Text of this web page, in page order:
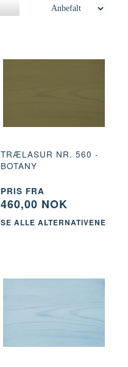
TRÆLASUR NR. 560 -
BOTANY
PRIS FRA
460,00 NOK
SE ALLE ALTERNATIVENE